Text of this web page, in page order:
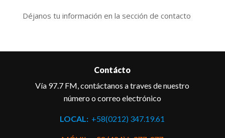
Déjanos tu información en la sección de contacto
Contácto
Vía 97.7 FM, contáctanos a traves de nuestro
número o correo electrónico
LOCAL: +58(0212) 347.19.61